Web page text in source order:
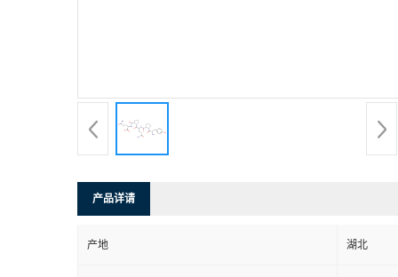
产品详请
产地 湖北